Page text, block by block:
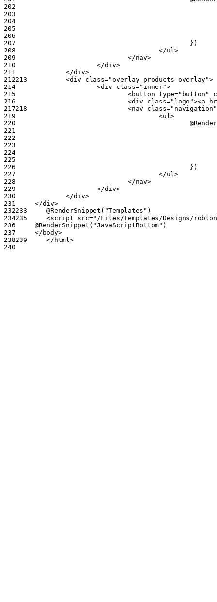
202
203
204
205
206
207
208
209
210
211
212213
214
215
216
217218
219
220
221
222
223
224
225
226
227
228
229
230
231
232233
234235
236
237
238239
240